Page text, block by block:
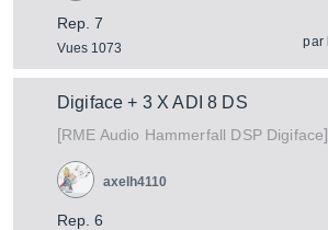
Rep. 7
Vues 1073
par
Digiface + 3 X ADI 8 DS
[RME Audio Hammerfall DSP Digiface]
Rep. 6
axelh4110